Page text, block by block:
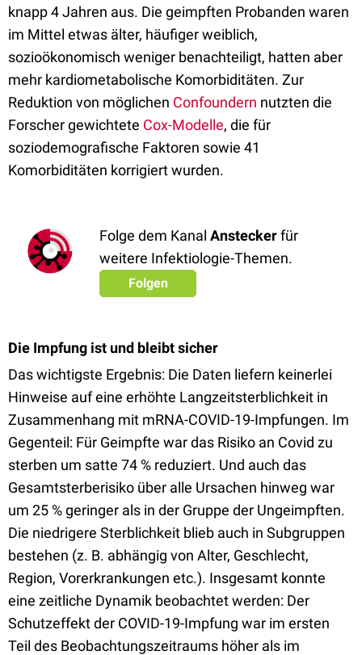
knapp 4 Jahren aus. Die geimpften Probanden waren
im Mittel etwas älter, häufiger weiblich,
sozioökonomisch weniger benachteiligt, hatten aber
mehr kardiometabolische Komorbiditäten. Zur
Reduktion von möglichen Confoundern nutzten die
Forscher gewichtete Cox-Modelle, die für
soziodemografische Faktoren sowie 41
Komorbiditäten korrigiert wurden.
Folge dem Kanal Ansteckerfür
weitere Infektiologie-Themen.
Folgen
Die Impfung ist und bleibt sicher
Das wichtigste Ergebnis: Die Daten liefern keinerlei
Hinweise auf eine erhöhte Langzeitsterblichkeit in
Zusammenhang mit mRNA-COVID-19-Impfungen. Im
Gegenteil: Für Geimpfte war das Risiko an Covid zu
sterben um satte 74 % reduziert. Und auch das
Gesamtsterberisiko über alle Ursachen hinweg war
um 25 % geringer als in der Gruppe der Ungeimpften.
Die niedrigere Sterblichkeit blieb auch in Subgruppen
bestehen (z. B. abhängig von Alter, Geschlecht,
Region, Vorerkrankungen etc.). Insgesamt konnte
eine zeitliche Dynamik beobachtet werden: Der
Schutzeffekt der COVID-19-Impfung war im ersten
Teil des Beobachtungszeitraums höher als im